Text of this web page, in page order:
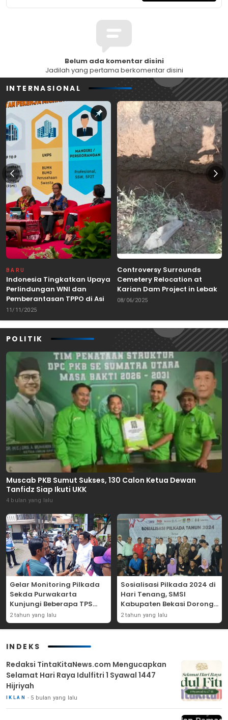
Belum ada komentar disini
Jadilah yang pertama berkomentar disini
INTERNASIONAL
BARU
Indonesia Tingkatkan Upaya
Perlindungan WNI dan
Pemberantasan TPPO di Asia
Tenggara
11/11/2025
Controversy Surrounds
Cemetery Relocation at
Karian Dam Project in Lebak,
Banten
08/06/2025
POLITIK
Muscab PKB Sumut Sukses, 130 Calon Ketua Dewan
Tanfidz Siap Ikuti UKK
4 bulan yang lalu
Gelar Monitoring Pilkada
Sekda Purwakarta
Kunjungi Beberapa TPS
Yang Ada Di Purwakarta
2 tahun yang lalu
Sosialisasi Pilkada 2024 di
Hari Tenang, SMSI
Kabupaten Bekasi Dorong
Angka Partisipasi
Masyarakat
2 tahun yang lalu
INDEKS
Redaksi TintaKitaNews.com Mengucapkan
Selamat Hari Raya Idulfitri 1 Syawal 1447
Hijriyah
IKLAN 5 bulan yang lalu